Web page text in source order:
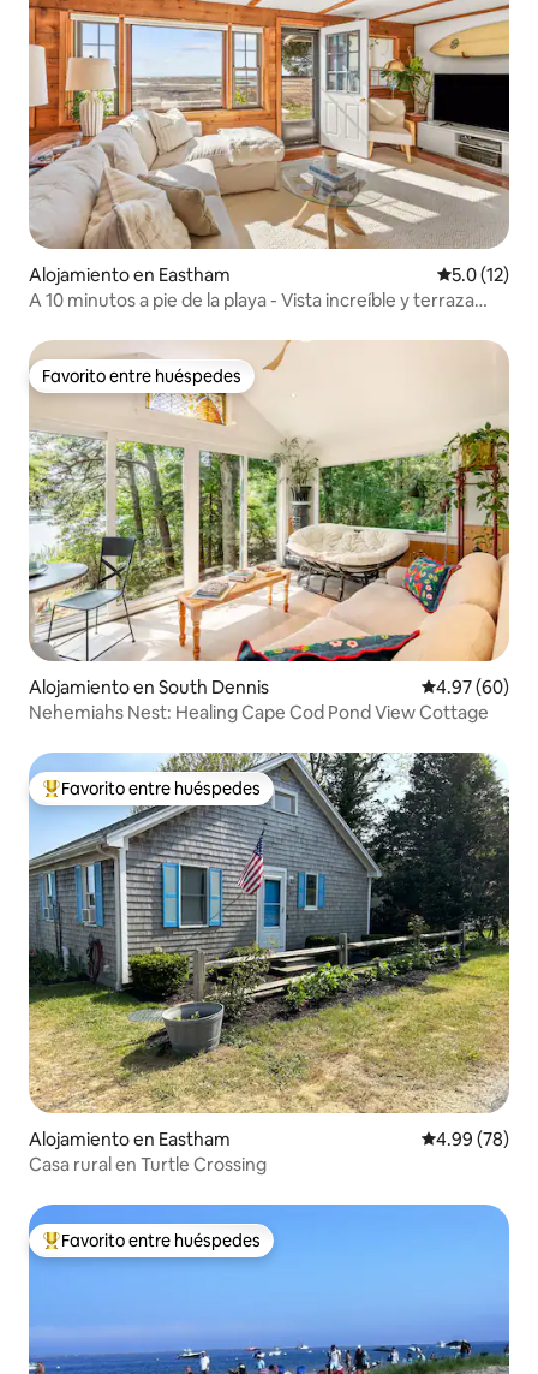
Alojamiento en Eastham Calificación
5.0 (12)
A 10 minutos a pie de la playa - Vista increíble y terraza
Favorito entre huéspedes
Favorito entre huéspedes
Alojamiento en South Dennis Calificación
4.97 (60)
Nehemiahs Nest: Healing Cape Cod Pond View Cottage
Favorito entre huéspedes preferido
Favorito entre huéspedes
Alojamiento en Eastham Calificación
4.99 (78)
Casa rural en Turtle Crossing
Favorito entre huéspedes preferido
Favorito entre huéspedes